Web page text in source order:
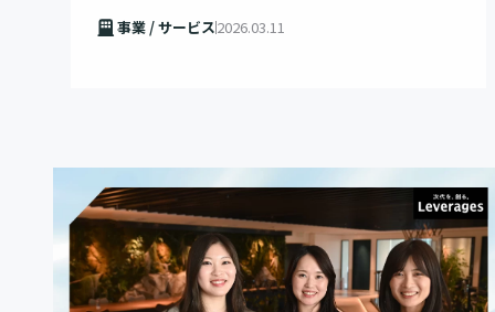
事業 / サービス2026.03.11